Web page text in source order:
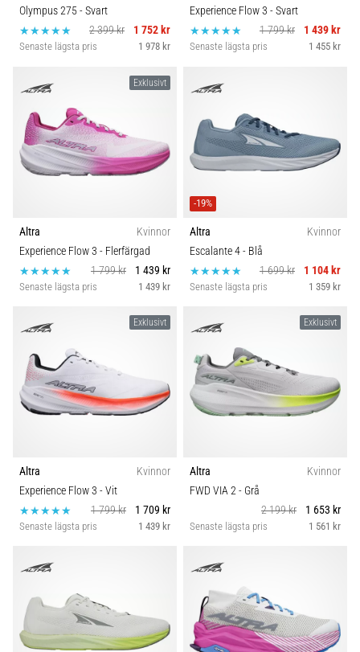
Olympus 275- Svart
2 399 kr
1 752 kr
Senaste lägsta pris 1 978 kr
Experience Flow 3 - Svart
1 799 kr
1 439 kr
Senaste lägsta pris 1 455 kr
Exklusivt
Altra
Kvinnor
Experience Flow 3 - Flerfärgad
1 799 kr
1 439 kr
Senaste lägsta pris 1 439 kr
-19%
Altra
Kvinnor
Escalante 4- Blå
1 699 kr
1 104 kr
Senaste lägsta pris 1 359 kr
Exklusivt
Altra
Kvinnor
Experience Flow 3 - Vit
1 799 kr
1 709 kr
Senaste lägsta pris 1 439 kr
Exklusivt
Altra
Kvinnor
FWD VIA 2- Grå
2 199 kr
1 653 kr
Senaste lägsta pris 1 561 kr